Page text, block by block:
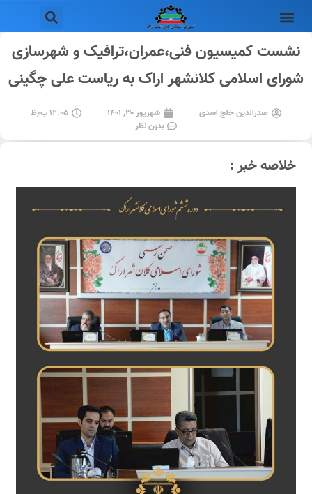
نشست کمیسیون فنی،عمران،ترافیک و شهرسازی
شورای اسلامی کلانشهر اراک به ریاست علی چگینی
صدرالدین خلج اسدی شهریور ۳۰, ۱۴۰۱
۱۲:۰۵ ب٫ظ
بدون نظر
خلاصه خبر :